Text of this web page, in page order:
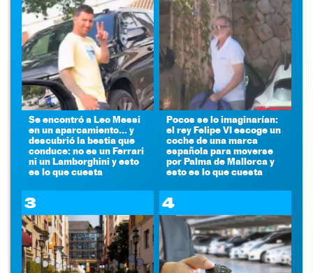
Se encontró a Leo Messi
en un aparcamiento... y
descubrió la bestia que
conduce: no es un Ferrari
ni un Lamborghini y esto
es lo que cuesta
Pocos se lo imaginarían:
el rey Felipe VI escoge un
coche de una marca
española para moverse
por Palma de Mallorca y
esto es lo que cuesta
3 4